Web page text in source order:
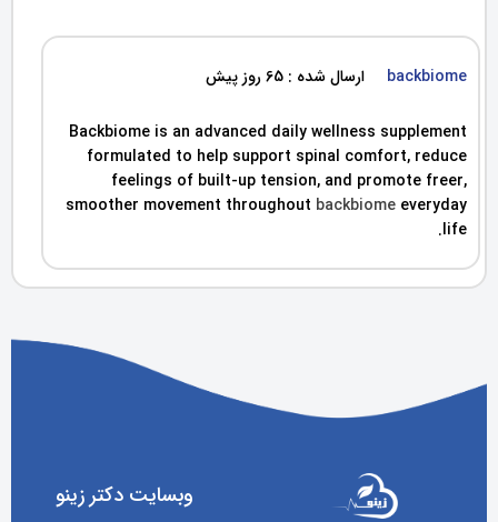
backbiome ارسال شده : 65 روز پیش
Backbiome is an advanced daily wellness supplement
formulated to help support spinal comfort, reduce
feelings of built-up tension, and promote freer,
smoother movement throughout backbiome everyday
life.
وبسایت دکتر زینو